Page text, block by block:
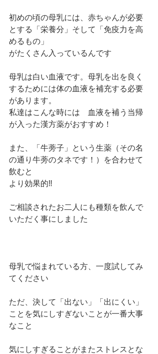
初めの頃の母乳には、赤ちゃんが必要
とする「栄養分」そして「免疫力を高
めるもの」
がたくさん入っているんです
母乳は白い血液です。母乳を出を良く
するためには体の血液を補充する必要
があります。
私達はこんな時には　血液を補う当帰
が入った漢方薬がおすすめ！
また、「牛蒡子」という生薬（その名
の通り牛蒡のタネです！）を合わせて
飲むと
より効果的‼
ご相談されたお二人にも種類を飲んで
いただく事にしました
母乳で悩まれている方、一度試してみ
てください
ただ、決して「出ない」「出にくい」
ことを気にしすぎないことが一番大事
なこと
気にしすぎることがまたストレスとな